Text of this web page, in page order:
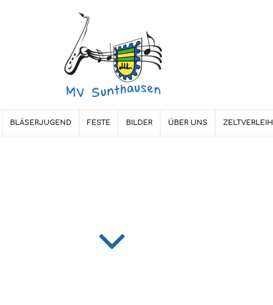
BLÄSERJUGEND FESTE BILDER ÜBER UNS ZELTVERLEIH